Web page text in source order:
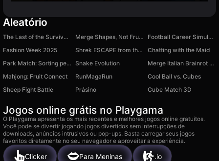
Aleatório
The Last of the Survivors Merge Shapes, Not Fruits!
Football Career Simulator
Fashion Week 2025
Shrek ESCAPE from the Swamp 2
Chatting with the Maid
Park Match: Sorting people
Snake Evolution
Merge Italian Brainrot Fellas
Mahjong: Fruit Connect
RunMagaRun
Cool Ball vs. Cubes
Sheep Fight Battle
Prásino Cube Match 3D
Jogos online grátis no Playgama
O Playgama apresenta os mais recentes e melhores jogos online gratuitos.
Você pode se divertir jogando jogos divertidos sem interrupções de
downloads, anúncios intrusivos ou pop-ups. Basta carregar seus jogos
favoritos diretamente no seu navegador e aproveitar a experiência.
Clicker Para Meninas .io